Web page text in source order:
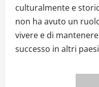
culturalmente e
non ha avuto un
vivere e di
successo in altri